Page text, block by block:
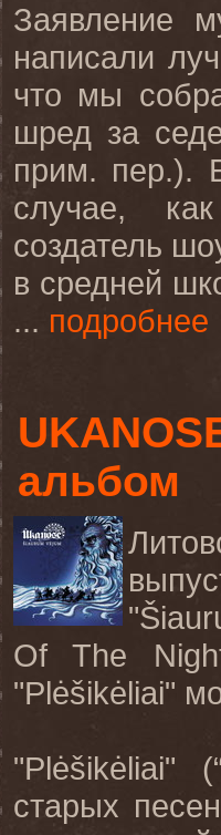
Заявление
написали
что мы
шред за
прим. пер.).
случае,
создатель
в средней
... подробнее
альбом
Of The
"Plėšikėliai"
"Plėšikėliai"
старых